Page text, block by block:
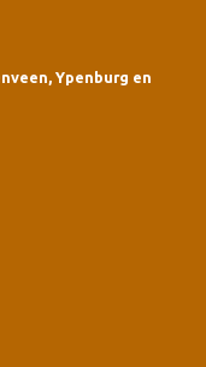
Ypenburg en